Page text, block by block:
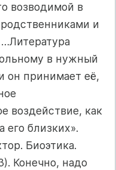
возводимой в
и
в нужный
он принимает её,
воздействие, как
его близких».
Биоэтика.
Конечно, надо